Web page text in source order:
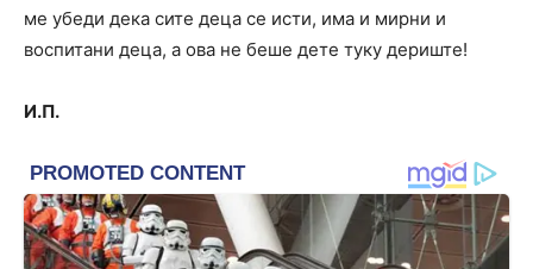
ме убеди дека сите деца се исти, има и мирни и
воспитани деца, а ова не беше дете туку дериште!
И.П.